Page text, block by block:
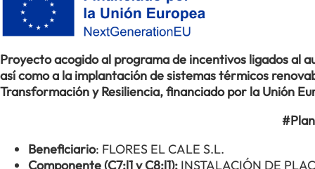
Proyecto acogido al programa de incentivos ligados al
así como a la implantación de sistemas térmicos
Transformación y Resiliencia, financiado por la Unión
Beneficiario: FLORES EL CALE S.L.
Componente (C7:l1 y C8:l1): INSTALACIÓN DE